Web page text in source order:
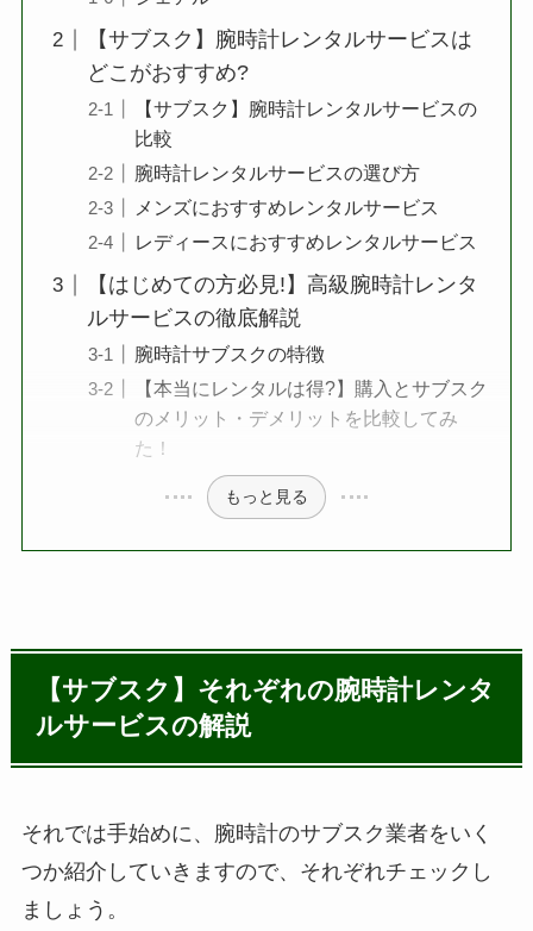
【サブスク】腕時計レンタルサービスは
どこがおすすめ?
【サブスク】腕時計レンタルサービスの
比較
腕時計レンタルサービスの選び方
メンズにおすすめレンタルサービス
レディースにおすすめレンタルサービス
【はじめての方必見!】高級腕時計レンタ
ルサービスの徹底解説
腕時計サブスクの特徴
【本当にレンタルは得?】購入とサブスク
のメリット・デメリットを比較してみ
た！
もっと見る
【サブスク】それぞれの腕時計レンタ
ルサービスの解説
それでは手始めに、腕時計のサブスク業者をいく
つか紹介していきますので、それぞれチェックし
ましょう。